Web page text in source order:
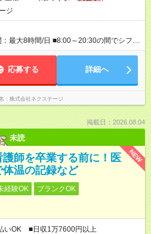
・転居は応相談） 月収29万円～60万7，
賞与 】 ■昇給：年1
4回＋チーム賞与/年2回（☆あなたの活躍
用形態、給与は本採用時と同じです。
ジ
最大8時間/日 ■8:00～20:30の間でシフト
） ※9:30～18:30（メイン時間帯）を軸
事終わりの趣味や家族と過ごす時間もた
応募する 詳細へ
株式会社ネクステージ
掲載日：2026.08.04
未読
NEW
師を卒業する前に！医
温の記録など
経験OK
ブランクOK
いOK ■日収1万7600円以上